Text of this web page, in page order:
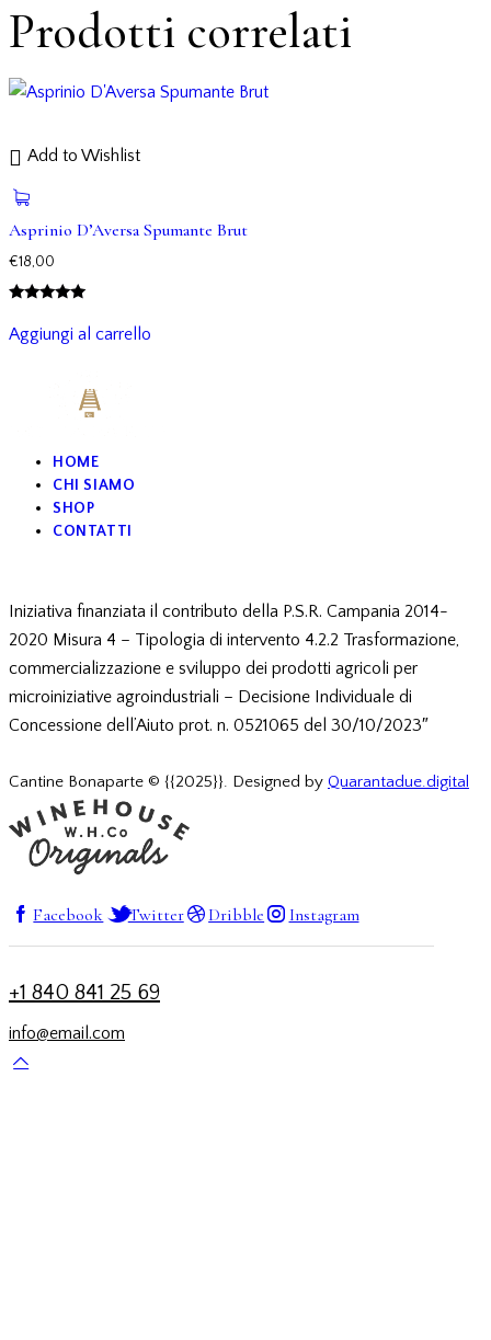
Prodotti correlati
Add to Wishlist
Asprinio D’Aversa Spumante Brut
€18,00
5.00
su 5
Aggiungi al carrello
HOME
CHI SIAMO
SHOP
CONTATTI
Iniziativa finanziata il contributo della P.S.R. Campania 2014-
2020 Misura 4 – Tipologia di intervento 4.2.2 Trasformazione,
commercializzazione e sviluppo dei prodotti agricoli per
microiniziative agroindustriali – Decisione Individuale di
Concessione dell’Aiuto prot. n. 0521065 del 30/10/2023″
Cantine Bonaparte © {{2025}}. Designed by Quarantadue.digital
Facebook Twitter Dribble Instagram
+1 840 841 25 69
info@email.com